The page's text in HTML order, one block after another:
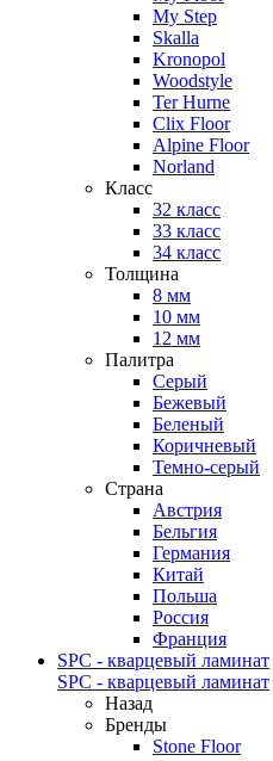
My Step
Skalla
Kronopol
Woodstyle
Ter Hurne
Clix Floor
Alpine Floor
Norland
Класс
32 класс
33 класс
34 класс
Толщина
8 мм
10 мм
12 мм
Палитра
Серый
Бежевый
Беленый
Коричневый
Темно-серый
Страна
Австрия
Бельгия
Германия
Китай
Польша
Россия
Франция
SPC - кварцевый ламинат
SPC - кварцевый ламинат
Назад
Бренды
Stone Floor